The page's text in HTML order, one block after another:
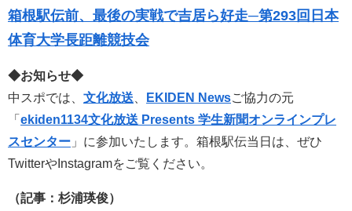
箱根駅伝前、最後の実戦で吉居ら好走─第293回日本
体育大学長距離競技会
◆お知らせ◆
中スポでは、 文化放送 EKIDEN Newsご協力の元
「 ekiden1134文化放送 Presents 学生新聞オンラインプレ
スセンター 」に参加いたします。箱根駅伝当日は、ぜひ
TwitterやInstagramをご覧ください。
（記事：杉浦瑛俊）